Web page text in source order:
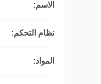
الاسم:
نظام التحكم:
المواد: